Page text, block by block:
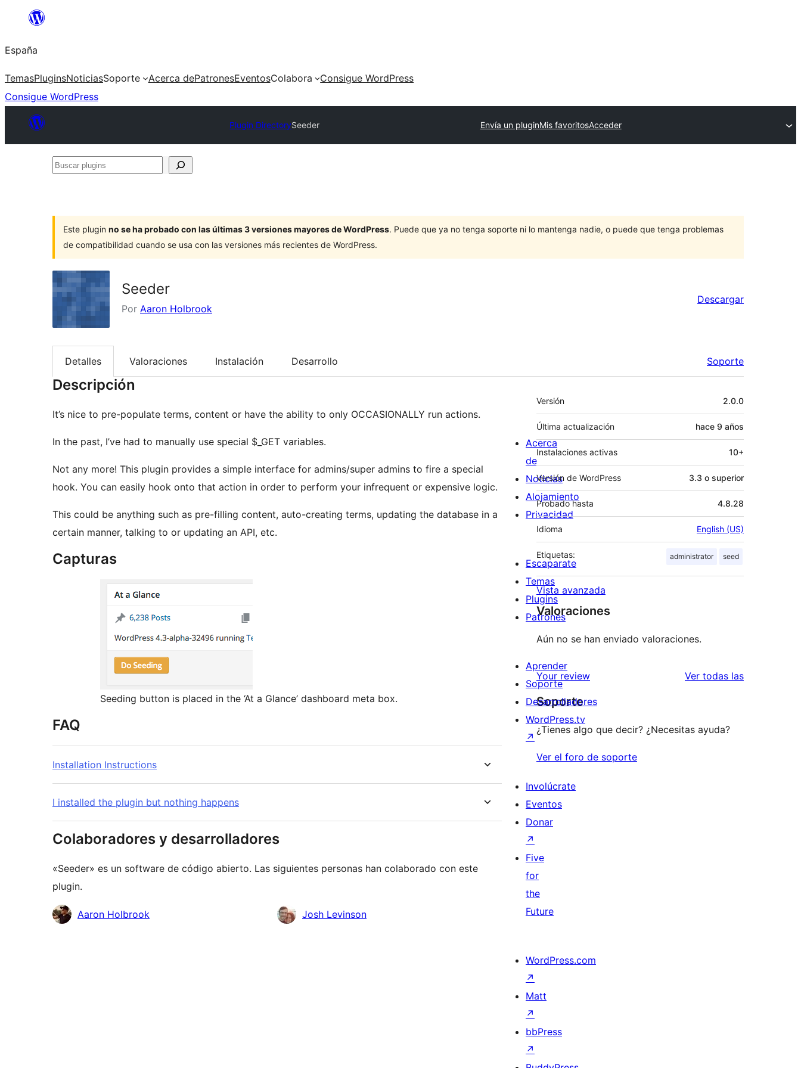
Saltar
contenido
España
TemasPluginsNoticiasSoporte Acerca dePatronesEventosColabora
Consigue WordPress
Consigue WordPress
Plugin DirectorySeeder Envía un pluginMis favoritosAcceder
Buscar
Este plugin no se ha probado con las últimas 3 versiones mayores de WordPress. Puede que ya no tenga soporte ni lo mantenga nadie, o puede que tenga problemas
de compatibilidad cuando se usa con las versiones más recientes de WordPress.
Seeder
Por Aaron Holbrook
Descargar
Detalles Valoraciones Instalación Desarrollo Soporte
Descripción
It’s nice to pre-populate terms, content or have the ability to only OCCASIONALLY run actions.
In the past, I’ve had to manually use special $_GET variables.
Not any more! This plugin provides a simple interface for admins/super admins to fire a special
hook. You can easily hook onto that action in order to perform your infrequent or expensive logic.
This could be anything such as pre-filling content, auto-creating terms, updating the database in a
certain manner, talking to or updating an API, etc.
Capturas
Seeding button is placed in the ‘At a Glance’ dashboard meta box.
FAQ
Installation Instructions
I installed the plugin but nothing happens
Colaboradores y desarrolladores
«Seeder» es un software de código abierto. Las siguientes personas han colaborado con este
plugin.
Colaboradores
Aaron Holbrook Josh Levinson
Meta
Versión 2.0.0
Última actualización hace 9 años
Instalaciones activas 10+
Versión de WordPress 3.3 o superior
Probado hasta 4.8.28
Idioma English (US)
Etiquetas: administrator seed
Vista avanzada
Valoraciones
Aún no se han enviado valoraciones.
Your review Ver todas lasvaloraciones
Soporte
¿Tienes algo que decir? ¿Necesitas ayuda?
Ver el foro de soporte
Acerca
de
Noticias
Alojamiento
Privacidad
Escaparate
Temas
Plugins
Patrones
Aprender
Soporte
Desarrolladores
WordPress.tv
↗
Involúcrate
Eventos
Donar
↗
Five
for
the
Future
WordPress.com
↗
Matt
↗
bbPress
↗